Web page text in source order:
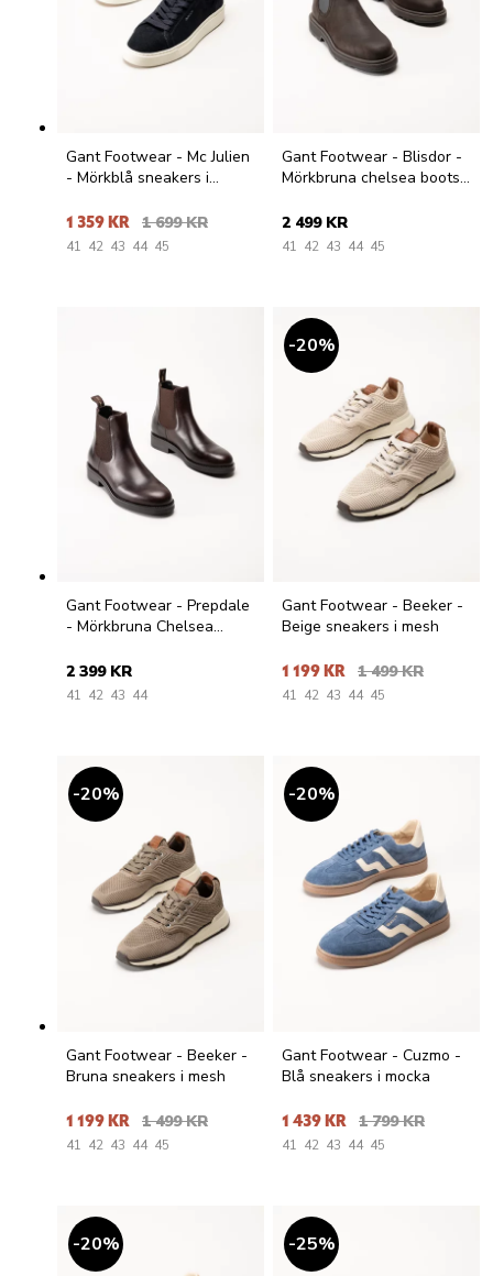
Gant Footwear - Mc Julien
- Mörkblå sneakers i
1 359 KR 1 699 KR
41 42 43 44 45
Gant Footwear - Blisdor -
Mörkbruna chelsea boots i
2 499 KR
41 42 43 44 45
Gant Footwear - Prepdale
- Mörkbruna Chelsea
2 399 KR
41 42 43 44
20%
Gant Footwear - Beeker -
Beige sneakers i mesh
1 199 KR 1 499 KR
41 42 43 44 45
20%
Gant Footwear - Beeker -
Bruna sneakers i mesh
1 199 KR 1 499 KR
41 42 43 44 45
20%
Gant Footwear - Cuzmo -
Blå sneakers i mocka
1 439 KR 1 799 KR
41 42 43 44 45
20% 25%